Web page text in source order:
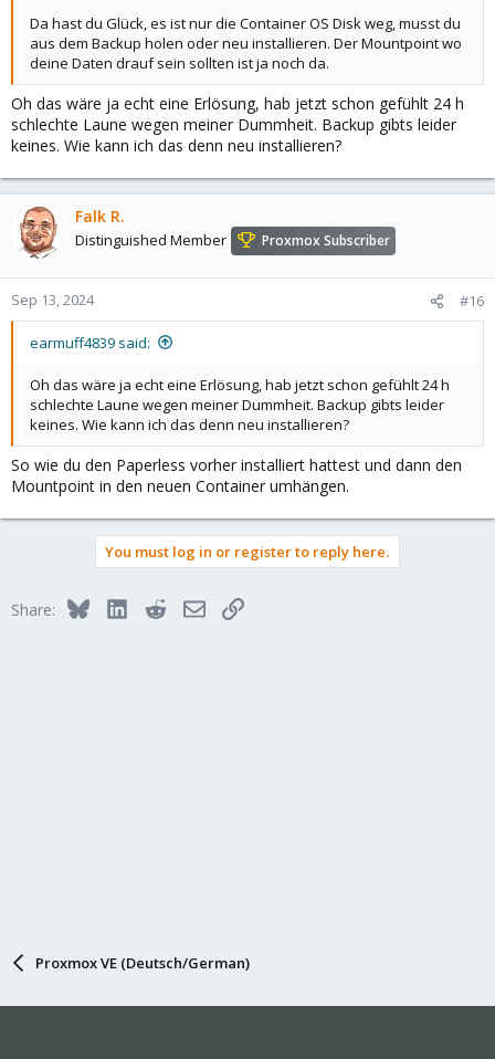
Da hast du Glück, es ist nur die Container OS Disk weg, musst du
aus dem Backup holen oder neu installieren. Der Mountpoint wo
deine Daten drauf sein sollten ist ja noch da.
Oh das wäre ja echt eine Erlösung, hab jetzt schon gefühlt 24 h
schlechte Laune wegen meiner Dummheit. Backup gibts leider
keines. Wie kann ich das denn neu installieren?
Falk R.
Distinguished Member Proxmox Subscriber
Sep 13, 2024 #16
earmuff4839 said:
Oh das wäre ja echt eine Erlösung, hab jetzt schon gefühlt 24 h
schlechte Laune wegen meiner Dummheit. Backup gibts leider
keines. Wie kann ich das denn neu installieren?
So wie du den Paperless vorher installiert hattest und dann den
Mountpoint in den neuen Container umhängen.
You must log in or register to reply here.
Share: BlueskyLinkedInRedditEmailLink
Proxmox VE (Deutsch/German)